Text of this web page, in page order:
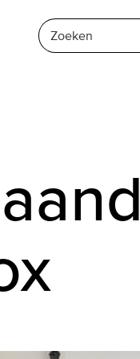
Zoeken